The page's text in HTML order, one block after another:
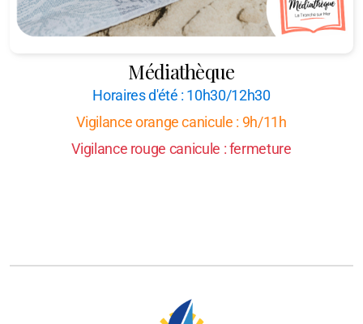
Médiathèque
Horaires d'été : 10h30/12h30
Vigilance orange canicule : 9h/11h
Vigilance rouge canicule : fermeture